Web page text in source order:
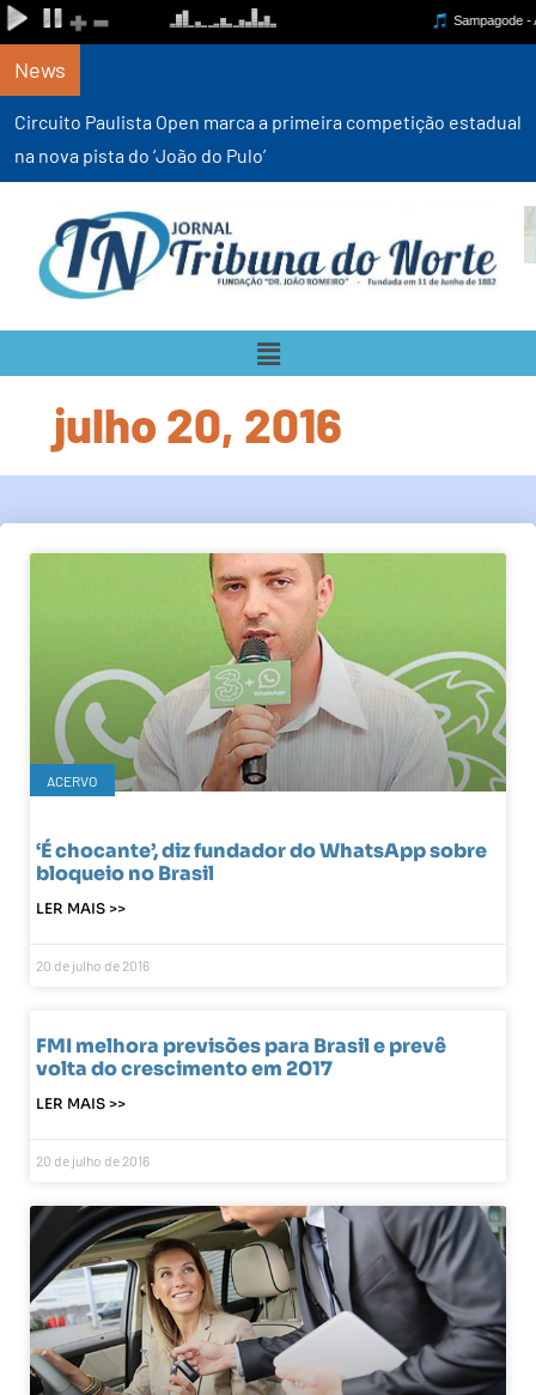
News
Circuito Paulista Open marca a primeira competição estadual
na nova pista do ‘João do Pulo’
julho 20, 2016
ACERVO
‘É chocante’, diz fundador do WhatsApp sobre
bloqueio no Brasil
LER MAIS >>
20 de julho de 2016
FMI melhora previsões para Brasil e prevê
volta do crescimento em 2017
LER MAIS >>
20 de julho de 2016